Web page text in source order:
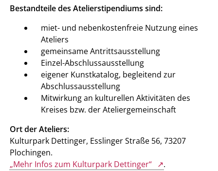
Bestandteile des Atelierstipendiums sind:
miet- und nebenkostenfreie Nutzung eines
Ateliers
gemeinsame Antrittsausstellung
Einzel-Abschlussausstellung
eigener Kunstkatalog, begleitend zur
Abschlussausstellung
Mitwirkung an kulturellen Aktivitäten des
Kreises bzw. der Ateliergemeinschaft
Ort der Ateliers:
Kulturpark Dettinger, Esslinger Straße 56, 73207
Plochingen.
„Mehr Infos zum Kulturpark Dettinger“
.